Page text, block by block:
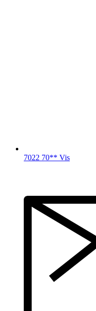
7022 70** Vis